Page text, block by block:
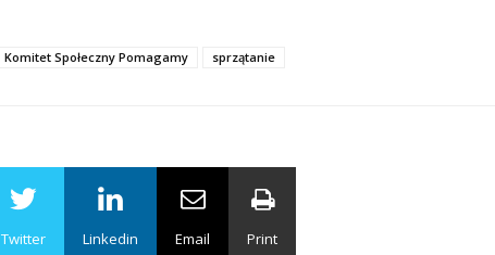
Komitet Społeczny Pomagamy sprzątanie
Twitter Linkedin Email Print